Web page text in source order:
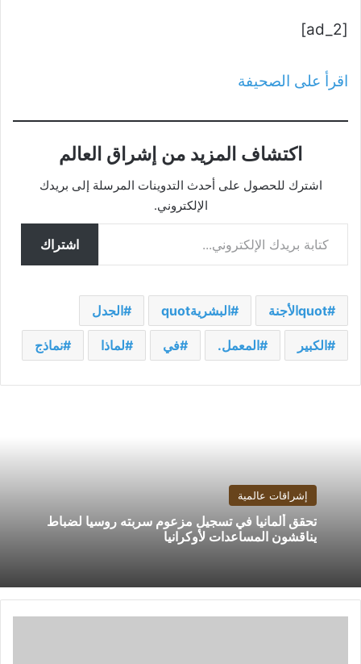
[ad_2]
اقرأ على الصحيفة
اكتشاف المزيد من إشراق العالم
اشترك للحصول على أحدث التدوينات المرسلة إلى بريدك
الإلكتروني.
كتابة بريدك الإلكتروني...
اشتراك
quotالأجنة البشريةquot الجدل
الكبير المعمل. في لماذا نماذج
إشراقات عالمية
تحقق ألمانيا في تسجيل مزعوم سربته روسيا لضباط
يناقشون المساعدات لأوكرانيا